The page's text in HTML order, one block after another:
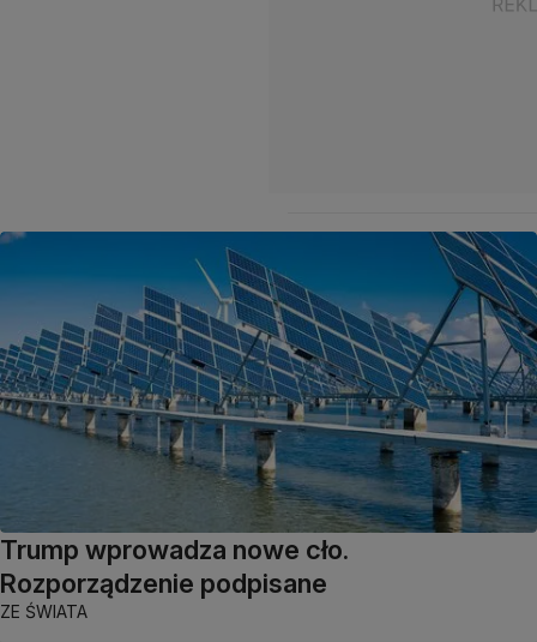
Trump wprowadza nowe cło.
Rozporządzenie podpisane
ZE ŚWIATA